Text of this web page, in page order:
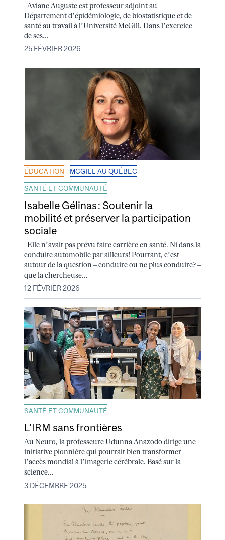
Aviane Auguste est professeur adjoint au
Département d’épidémiologie, de biostatistique et de
santé au travail à l’Université McGill. Dans l’exercice
de ses...
25 FÉVRIER 2026
ÉDUCATION MCGILL AU QUÉBEC
SANTÉ ET COMMUNAUTÉ
Isabelle Gélinas : Soutenir la
mobilité et préserver la participation
sociale
Elle n’avait pas prévu faire carrière en santé. Ni dans la
conduite automobile par ailleurs! Pourtant, c’est
autour de la question – conduire ou ne plus conduire? –
que la chercheuse...
12 FÉVRIER 2026
SANTÉ ET COMMUNAUTÉ
L’IRM sans frontières
Au Neuro, la professeure Udunna Anazodo dirige une
initiative pionnière qui pourrait bien transformer
l’accès mondial à l’imagerie cérébrale. Basé sur la
science...
3 DÉCEMBRE 2025